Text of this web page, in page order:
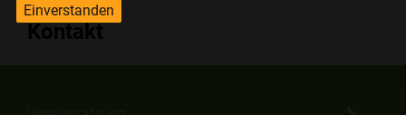
Kontakt
Einverstanden